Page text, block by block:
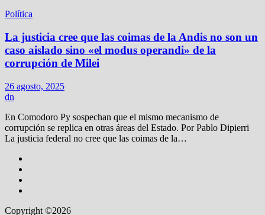
Política
La justicia cree que las coimas de la Andis no son un
caso aislado sino «el modus operandi» de la
corrupción de Milei
26 agosto, 2025
dn
En Comodoro Py sospechan que el mismo mecanismo de
corrupción se replica en otras áreas del Estado. Por Pablo Dipierri
La justicia federal no cree que las coimas de la…
Copyright ©2026